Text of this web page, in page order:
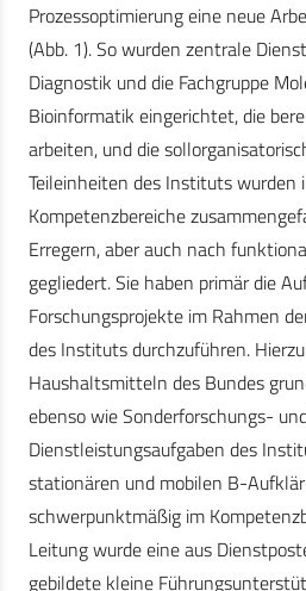
Prozessoptimierung eine neue
(Abb. 1). So wurden zentrale
Diagnostik und die Fachgruppe
Bioinformatik eingerichtet, die
arbeiten, und die
Teileinheiten des Instituts wurden
Kompetenzbereiche
Erregern, aber auch nach
gegliedert. Sie haben primär die
Forschungsprojekte im Rahmen
des Instituts durchzuführen.
Haushaltsmitteln des Bundes
ebenso wie Sonderforschungs-
Dienstleistungsaufgaben des
stationären und mobilen B-
schwerpunktmäßig im
Leitung wurde eine aus
gebildete kleine